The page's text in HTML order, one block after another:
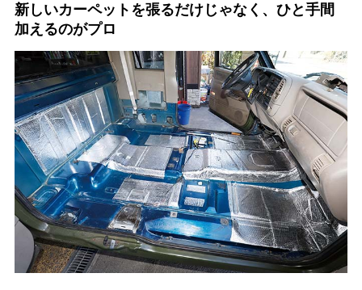
新しいカーペットを張るだけじゃなく、ひと手間
加えるのがプロ